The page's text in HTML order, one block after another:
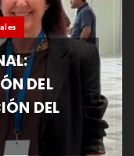
DEL
DEL